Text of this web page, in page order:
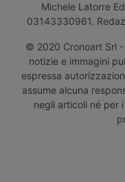
Michele Latorre
03143330961.
© 2020 Cronoart Srl
notizie e immagini
espressa
assume alcuna
negli articoli né per